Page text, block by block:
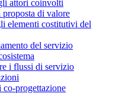
attori coinvolti
di valore
elementi costitutivi del
del servizio
i flussi di servizio
progettazione